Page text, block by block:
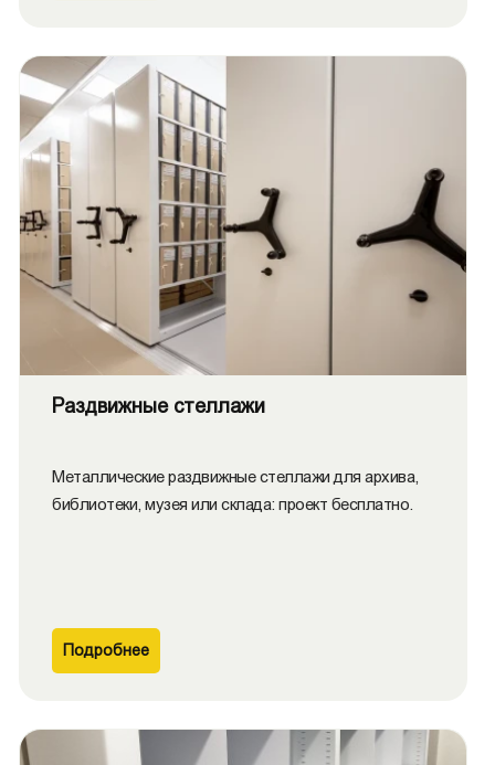
Раздвижные стеллажи
Металлические раздвижные стеллажи для архива,
библиотеки, музея или склада: проект бесплатно.
Подробнее